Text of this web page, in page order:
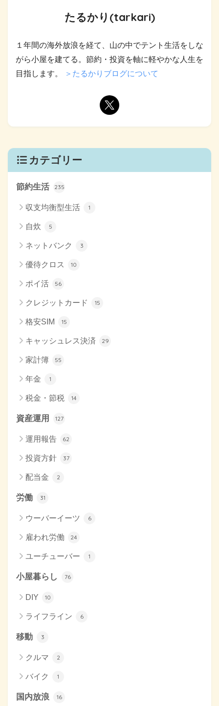
たるかり(tarkari)
１年間の海外放浪を経て、山の中でテント生活をしな
がら小屋を建てる。節約・投資を軸に軽やかな人生を
目指します。
＞たるかりブログについて
カテゴリー
節約生活 235
収支均衡型生活 1
自炊 5
ネットバンク 3
優待クロス 10
ポイ活 56
クレジットカード 15
格安SIM 15
キャッシュレス決済 29
家計簿 55
年金 1
税金・節税 14
資産運用 127
運用報告 62
投資方針 37
配当金 2
労働 31
ウーバーイーツ 6
雇われ労働 24
ユーチューバー 1
小屋暮らし 76
DIY 10
ライフライン 6
移動 3
クルマ 2
バイク 1
国内放浪 16